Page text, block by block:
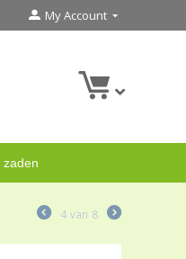
My Account
4 van 8